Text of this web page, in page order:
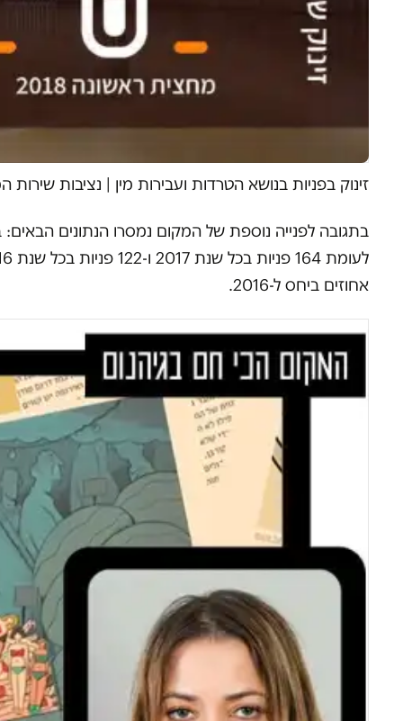
זינוק בפניות בנושא הטרדות ועבירות מין | נציבות שירות
אחוזים ביחס ל-2016.